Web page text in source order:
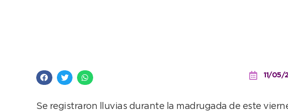
11/05/
Se registraron lluvias durante la madrugada de este